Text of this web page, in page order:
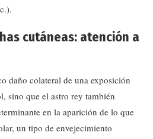
cutáneas: atención a
daño colateral de una exposición
sino que el astro rey también
en la aparición de lo que
un tipo de envejecimiento